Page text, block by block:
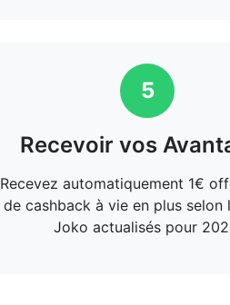
5
Recevoir vos
Recevez automatiquement 1€
de cashback à vie en plus selon
Joko actualisés pour